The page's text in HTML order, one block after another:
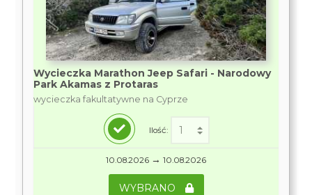
Wycieczka Marathon Jeep Safari - Narodowy
Park Akamas z Protaras
wycieczka fakultatywne na Cyprze
Ilość:
10.08.2026 → 10.08.2026
WYBRANO